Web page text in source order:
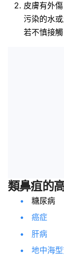
皮膚有外
污染的水
若不慎接
類鼻疽的
糖尿病
癌症
肝病
地中海